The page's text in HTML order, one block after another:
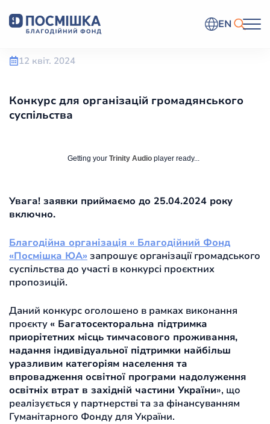
EN
12 квіт. 2024
Конкурс для організацій громадянського
суспільства
Getting your Trinity Audio player ready...
Увага! заявки приймаємо до 25.04.2024 року
включно.
Благодійна організація « Благодійний Фонд
«Посмішка ЮА» запрошує організації громадського
суспільства до участі в конкурсі проєктних
пропозицій.
Даний конкурс оголошено в рамках виконання
проєкту « Багатосекторальна підтримка
приорітетних місць тимчасового проживання,
надання індивідуальної підтримки найбільш
уразливим категоріям населення та
впровадження освітної програми надолуження
освітніх втрат в західній частини України», що
реалізується у партнерстві та за фінансуванням
Гуманітарного Фонду для України.